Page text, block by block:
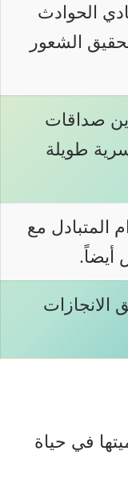
الحوادث
الشعور
صداقات
طويلة
المتبادل مع
أيضاً.
في حياة